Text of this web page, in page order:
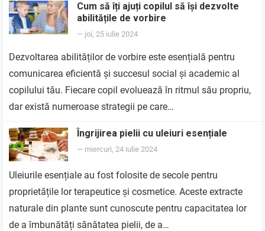
Cum să îți ajuți copilul să își dezvolte
abilitățile de vorbire
— joi, 25 iulie 2024
Dezvoltarea abilităților de vorbire este esențială pentru
comunicarea eficientă și succesul social și academic al
copilului tău. Fiecare copil evoluează în ritmul său propriu,
dar există numeroase strategii pe care…
Îngrijirea pielii cu uleiuri esențiale
— miercuri, 24 iulie 2024
Uleiurile esențiale au fost folosite de secole pentru
proprietățile lor terapeutice și cosmetice. Aceste extracte
naturale din plante sunt cunoscute pentru capacitatea lor
de a îmbunătăți sănătatea pielii, de a…